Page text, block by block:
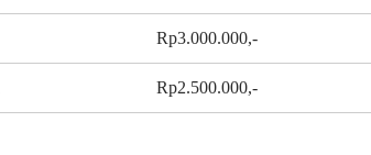
Rp3.000.000,-
Rp2.500.000,-